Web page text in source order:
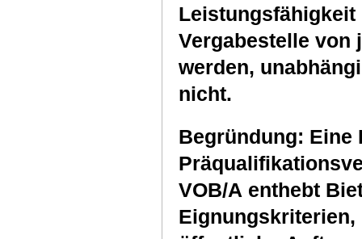
Vergabestelle von
werden,
nicht.
Begründung: Eine
VOB/A enthebt
Eignungskriterien,